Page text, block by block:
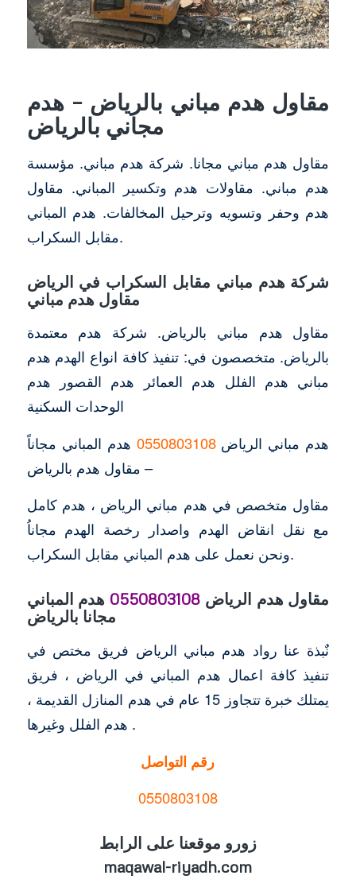
مقاول هدم مباني بالرياض – هدم
مجاني بالرياض
مقاول هدم مباني مجانا. شركة هدم مباني. مؤسسة
هدم مباني. مقاولات هدم وتكسير المباني. مقاول
هدم وحفر وتسويه وترحيل المخالفات. هدم المباني
مقابل السكراب.
شركة هدم مباني مقابل السكراب في الرياض
مقاول هدم مباني
مقاول هدم مباني بالرياض. شركة هدم معتمدة
بالرياض. متخصصون في: تنفيذ كافة انواع الهدم هدم
مباني هدم الفلل هدم العمائر هدم القصور هدم
الوحدات السكنية
هدم مباني الرياض0550803108 هدم المباني مجاناً
– مقاول هدم بالرياض
مقاول متخصص في هدم مباني الرياض ، هدم كامل
مع نقل انقاض الهدم واصدار رخصة الهدم مجاناُ
ونحن نعمل على هدم المباني مقابل السكراب.
مقاول هدم الرياض 0550803108 هدم المباني
مجانا بالرياض
نٌبذة عنا رواد هدم مباني الرياض فريق مختص في
تنفيذ كافة اعمال هدم المباني في الرياض ، فريق
يمتلك خبرة تتجاوز 15 عام في هدم المنازل القديمة ،
هدم الفلل وغيرها .
رقم التواصل
0550803108
زورو موقعنا على الرابط
maqawal-riyadh.com